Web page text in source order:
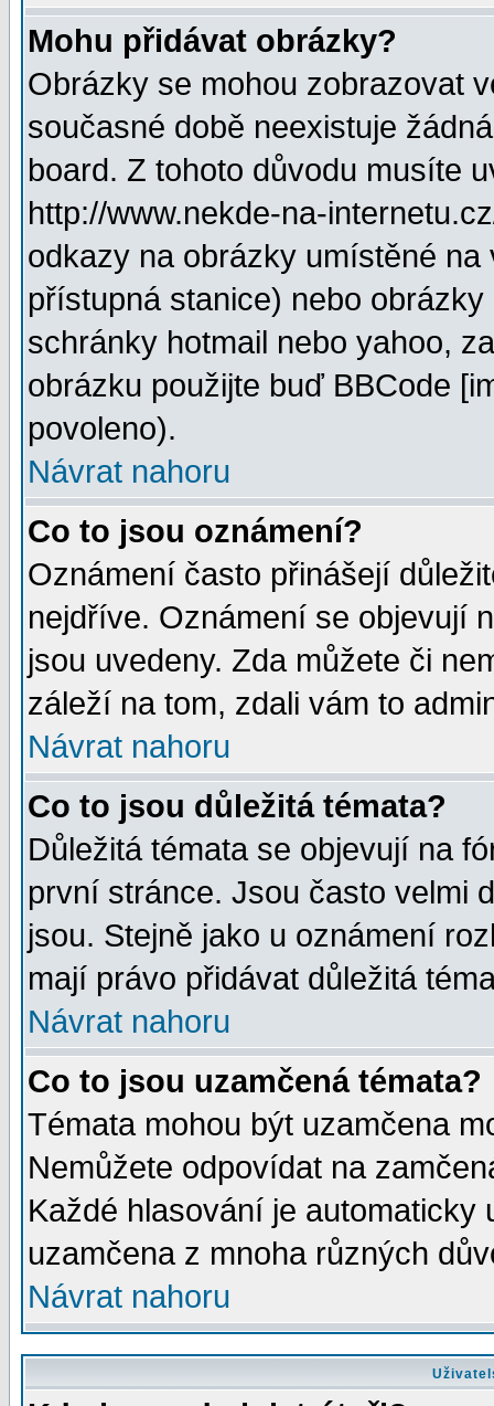
Mohu přidávat obrázky?
Obrázky se mohou zobrazovat
současné době neexistuje
board. Z tohoto důvodu musíte
http://www.nekde-na-
odkazy na obrázky umístěné
přístupná stanice) nebo
schránky hotmail nebo yahoo,
obrázku použijte buď BBCode
povoleno).
Návrat nahoru
Co to jsou oznámení?
Oznámení často přinášejí
nejdříve. Oznámení se objevují
jsou uvedeny. Zda můžete či
záleží na tom, zdali vám to
Návrat nahoru
Co to jsou důležitá témata?
Důležitá témata se objevují na
první stránce. Jsou často velmi
jsou. Stejně jako u oznámení
mají právo přidávat důležitá
Návrat nahoru
Co to jsou uzamčená témata?
Témata mohou být uzamčena
Nemůžete odpovídat na
Každé hlasování je automaticky
uzamčena z mnoha různých
Návrat nahoru